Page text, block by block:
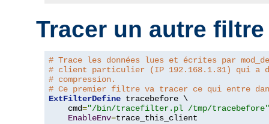
Tracer un autre filtre
# Trace les données lues et écrites par
# client particulier (IP 192.168.1.31) qui a
# compression.
# Ce premier filtre va tracer ce qui entre
ExtFilterDefine tracebefore \
    cmd
="/bin/tracefilter.pl /tmp/tracebefore"
EnableEnv=trace_this_client